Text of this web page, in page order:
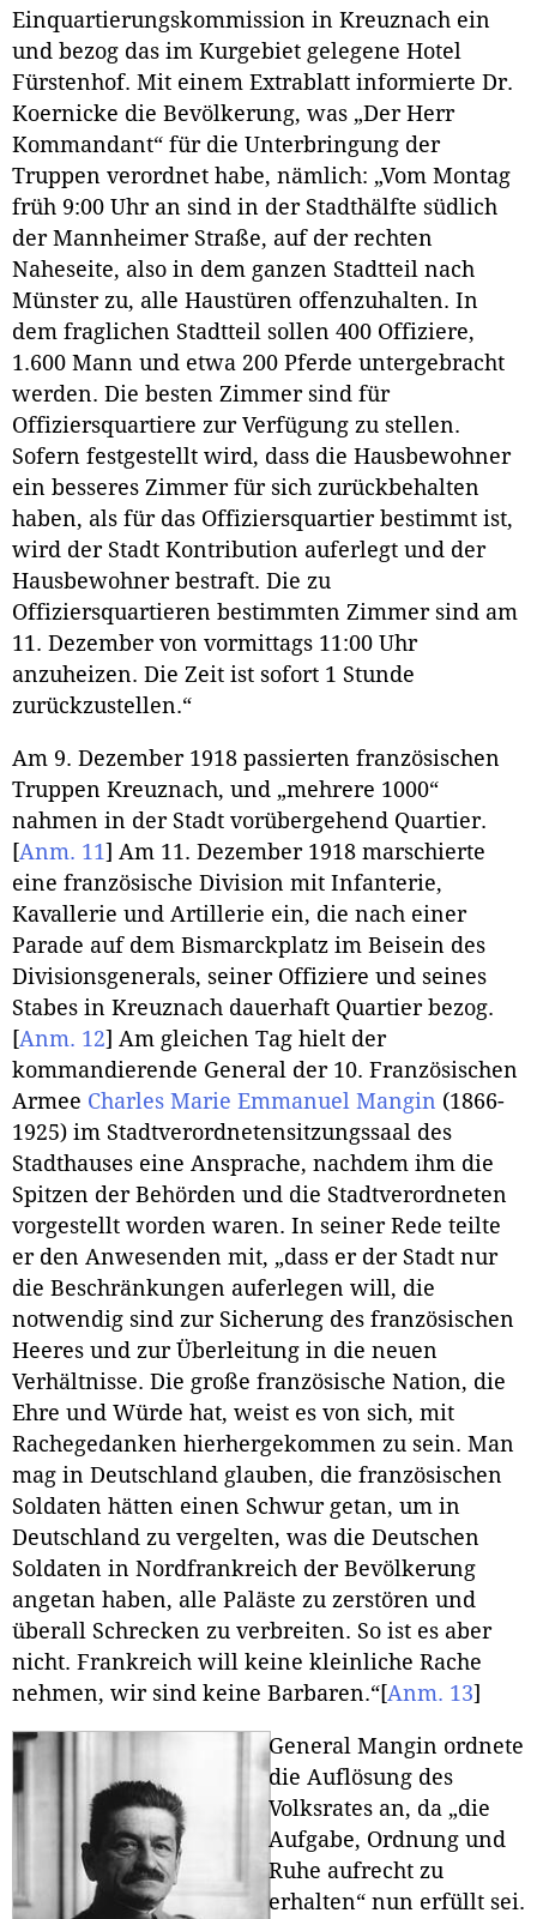
Einquartierungskommission in Kreuznach ein
und bezog das im Kurgebiet gelegene Hotel
Fürstenhof. Mit einem Extrablatt informierte Dr.
Koernicke die Bevölkerung, was „Der Herr
Kommandant“ für die Unterbringung der
Truppen verordnet habe, nämlich: „Vom Montag
früh 9:00 Uhr an sind in der Stadthälfte südlich
der Mannheimer Straße, auf der rechten
Naheseite, also in dem ganzen Stadtteil nach
Münster zu, alle Haustüren offenzuhalten. In
dem fraglichen Stadtteil sollen 400 Offiziere,
1.600 Mann und etwa 200 Pferde untergebracht
werden. Die besten Zimmer sind für
Offiziersquartiere zur Verfügung zu stellen.
Sofern festgestellt wird, dass die Hausbewohner
ein besseres Zimmer für sich zurückbehalten
haben, als für das Offiziersquartier bestimmt ist,
wird der Stadt Kontribution auferlegt und der
Hausbewohner bestraft. Die zu
Offiziersquartieren bestimmten Zimmer sind am
11. Dezember von vormittags 11:00 Uhr
anzuheizen. Die Zeit ist sofort 1 Stunde
zurückzustellen.“
Am 9. Dezember 1918 passierten französischen
Truppen Kreuznach, und „mehrere 1000“
nahmen in der Stadt vorübergehend Quartier.
[Anm. 11] Am 11. Dezember 1918 marschierte
eine französische Division mit Infanterie,
Kavallerie und Artillerie ein, die nach einer
Parade auf dem Bismarckplatz im Beisein des
Divisionsgenerals, seiner Offiziere und seines
Stabes in Kreuznach dauerhaft Quartier bezog.
[Anm. 12] Am gleichen Tag hielt der
kommandierende General der 10. Französischen
Armee Charles Marie Emmanuel Mangin (1866-
1925) im Stadtverordnetensitzungssaal des
Stadthauses eine Ansprache, nachdem ihm die
Spitzen der Behörden und die Stadtverordneten
vorgestellt worden waren. In seiner Rede teilte
er den Anwesenden mit, „dass er der Stadt nur
die Beschränkungen auferlegen will, die
notwendig sind zur Sicherung des französischen
Heeres und zur Überleitung in die neuen
Verhältnisse. Die große französische Nation, die
Ehre und Würde hat, weist es von sich, mit
Rachegedanken hierhergekommen zu sein. Man
mag in Deutschland glauben, die französischen
Soldaten hätten einen Schwur getan, um in
Deutschland zu vergelten, was die Deutschen
Soldaten in Nordfrankreich der Bevölkerung
angetan haben, alle Paläste zu zerstören und
überall Schrecken zu verbreiten. So ist es aber
nicht. Frankreich will keine kleinliche Rache
nehmen, wir sind keine Barbaren.“[Anm. 13]
General Mangin ordnete
die Auflösung des
Volksrates an, da „die
Aufgabe, Ordnung und
Ruhe aufrecht zu
erhalten“ nun erfüllt sei.